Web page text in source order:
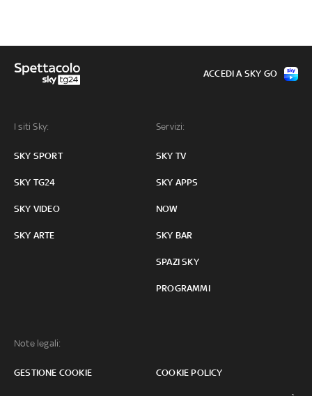
I siti Sky:
SKY SPORT
SKY TG24
SKY VIDEO
SKY ARTE
Servizi:
SKY TV
SKY APPS
NOW
SKY BAR
SPAZI SKY
PROGRAMMI
Note legali:
GESTIONE COOKIE COOKIE POLICY
ACCEDI A SKY GO